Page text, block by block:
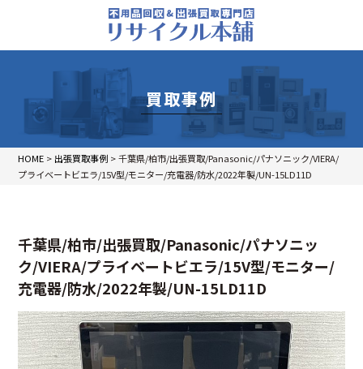
買取事例
HOME > 出張買取事例 >千葉県/柏市/出張買取/Panasonic/パナソニック/VIERA/
プライベートビエラ/15V型/モニター/充電器/防水/2022年製/UN-15LD11D
千葉県/柏市/出張買取/Panasonic/パナソニッ
ク/VIERA/プライベートビエラ/15V型/モニター/
充電器/防水/2022年製/UN-15LD11D